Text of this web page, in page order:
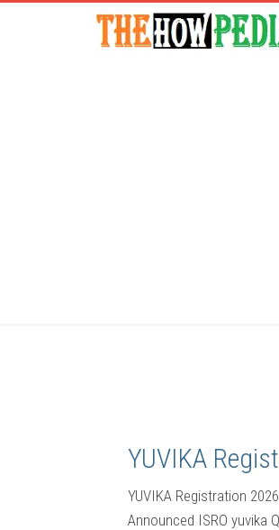
YUVIKA
YUVIKA Registration
Announced ISRO yuvika